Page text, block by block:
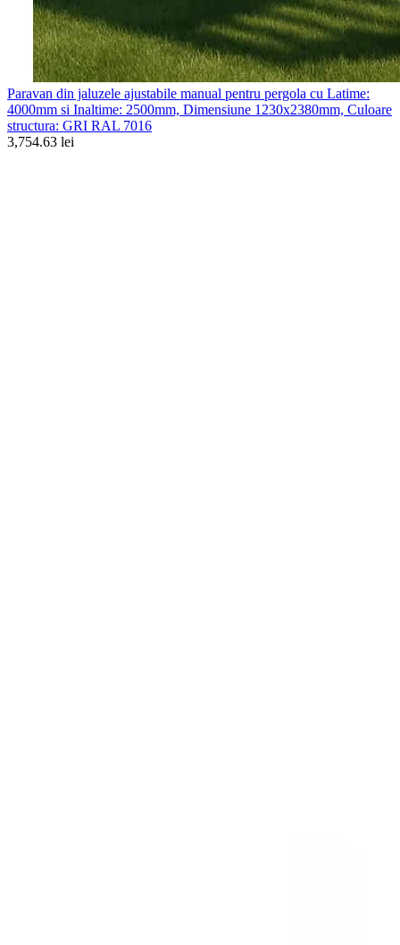
Paravan din jaluzele ajustabile manual pentru pergola cu Latime:
4000mm si Inaltime: 2500mm, Dimensiune 1230x2380mm, Culoare
structura: GRI RAL 7016
3,754.63 lei